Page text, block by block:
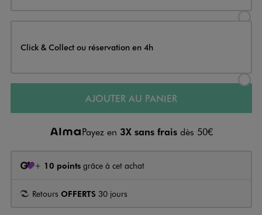
Click & Collect ou réservation en 4h
AJOUTER AU PANIER
Payez en 3X sans frais dès 50€
+ 10 points grâce à cet achat
Retours OFFERTS 30 jours